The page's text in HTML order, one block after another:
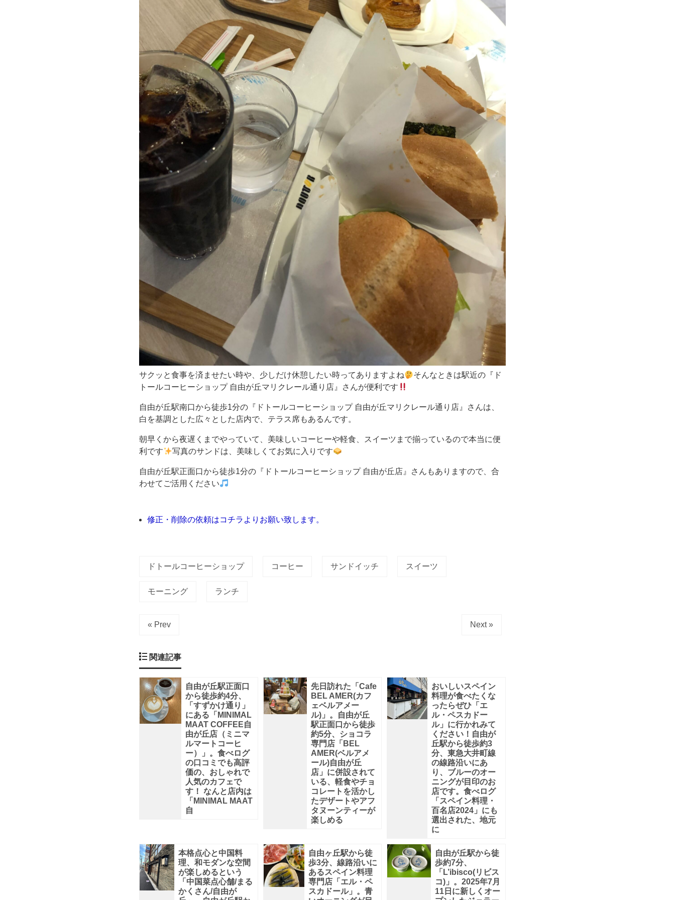
事
を
済
ま
せ
た
い
時
や、
少
し
だ
け
休
憩
し
た
い
時
っ
て
あ
ま
す
よ
そ
ん
近
の
サクッと食事を済ませたい時や、少しだけ休憩したい時ってありますよね
そんなときは駅近の『ド
トールコーヒーショップ 自由が丘マリクレール通り店』さんが便利です
自由が丘駅南口から徒歩1分の『ドトールコーヒーショップ 自由が丘マリクレール通り店』さんは、
白を基調とした広々とした店内で、テラス席もあるんです。
朝早くから夜遅くまでやっていて、美味しいコーヒーや軽食、スイーツまで揃っているので本当に便
利です
写真のサンドは、美味しくてお気に入りです
自由が丘駅正面口から徒歩1分の『ドトールコーヒーショップ 自由が丘店』さんもありますので、合
わせてご活用ください
修正・削除の依頼はコチラよりお願い致します。
ドトールコーヒーショップ コーヒー サンドイッチ スイーツ
モーニング ランチ
« Prev Next »
関連記事
自由が丘駅正面口
から徒歩約4分、
「すずかけ通り」
にある「MINIMAL
MAAT COFFEE自
由が丘店（ミニマ
ルマートコーヒ
ー）」。食べログ
の口コミでも高評
価の、おしゃれで
人気のカフェで
す！ なんと店内は
「MINIMAL MAAT
自
先日訪れた「Cafe
BEL AMER(カフ
ェベルアメー
ル)」。自由が丘
駅正面口から徒歩
約5分、ショコラ
専門店「BEL
AMER(ベルアメ
ール)自由が丘
店」に併設されて
いる、軽食やチョ
コレートを活かし
たデザートやアフ
タヌーンティーが
楽しめる
おいしいスペイン
料理が食べたくな
ったらぜひ「エ
ル・ペスカドー
ル」に行かれみて
ください！自由が
丘駅から徒歩約3
分、東急大井町線
の線路沿いにあ
り、ブルーのオー
ニングが目印のお
店です。食べログ
「スペイン料理・
百名店2024」にも
選出された、地元
に
本格点心と中国料
理、和モダンな空間
が楽しめるという
「中国菜点心舗/まる
かくさん/自由が
自由ヶ丘駅から徒
歩3分、線路沿いに
あるスペイン料理
専門店「エル・ペ
スカドール」。青
自由が丘駅から徒
歩約7分、
「L’ibisco(リビス
コ)」。2025年7月
11日に新しくオー